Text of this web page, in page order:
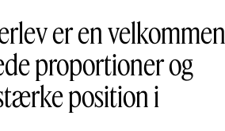
er en velkommen
proportioner og
position i